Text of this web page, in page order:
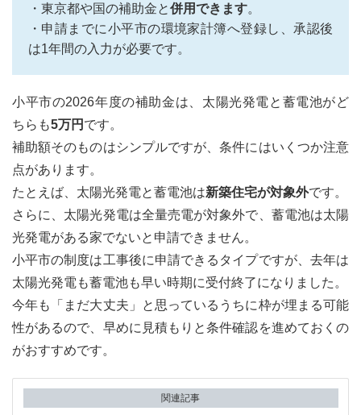
・東京都や国の補助金と併用できます。
・申請までに小平市の環境家計簿へ登録し、承認後
は1年間の入力が必要です。
小平市の2026年度の補助金は、太陽光発電と蓄電池がど
ちらも5万円 です。
補助額そのものはシンプルですが、条件にはいくつか注意
点があります。
たとえば、太陽光発電と蓄電池は新築住宅が対象外です。
さらに、太陽光発電は全量売電が対象外で、蓄電池は太陽
光発電がある家でないと申請できません。
小平市の制度は工事後に申請できるタイプですが、去年は
太陽光発電も蓄電池も早い時期に受付終了になりました。
今年も「まだ大丈夫」と思っているうちに枠が埋まる可能
性があるので、早めに見積もりと条件確認を進めておくの
がおすすめです。
関連記事